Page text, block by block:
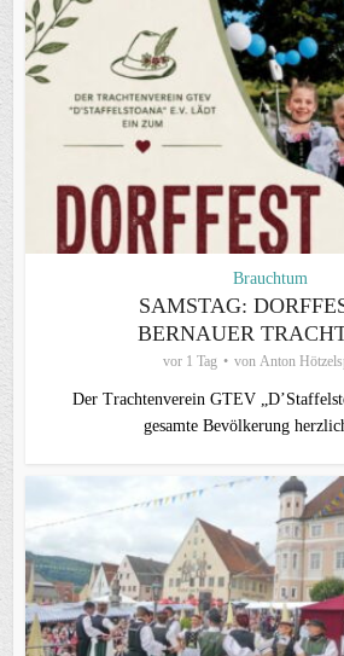
Brauchtum
SAMSTAG:
BERNAUER
vor 1 Tag von Anton
Der Trachtenverein GTEV
gesamte Bevölkerung